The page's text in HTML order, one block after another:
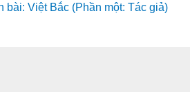
bài: Việt Bắc (Phần một: Tác giả)